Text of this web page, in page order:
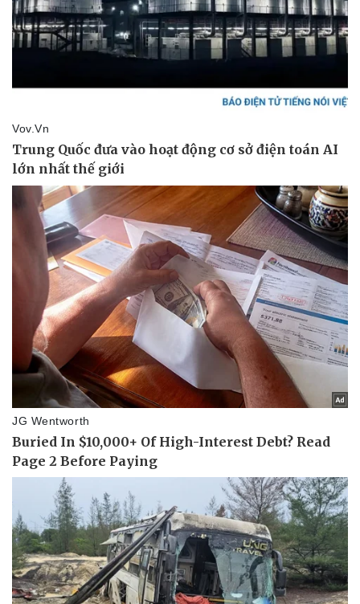
Quân sự - Quốc phòng
Việt Nam